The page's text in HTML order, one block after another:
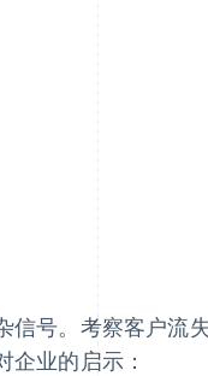
信号。考察客户流
业的启示：